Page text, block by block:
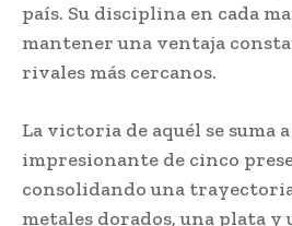
país. Su disciplina en cada
mantener una ventaja
rivales más cercanos.
La victoria de aquél se suma
impresionante de cinco
consolidando una
metales dorados, una plata y